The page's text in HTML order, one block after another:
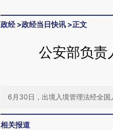
政经>政经当日快讯 >正文
公安部负责
6月30日，出境入境管理法经全
相关报道